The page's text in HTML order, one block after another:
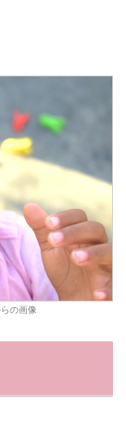
の画像